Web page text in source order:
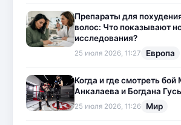
Препараты для
волос: Что показывают
исследования?
25 июля 2026, 11:27 Европа
Когда и где смотреть
Анкалаева и Богдана
25 июля 2026, 11:26 Мир